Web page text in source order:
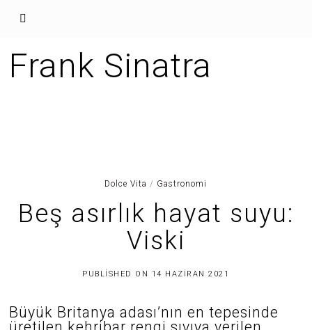
Frank Sinatra
Dolce Vita / Gastronomi
Beş asırlık hayat suyu:
Viski
PUBLISHED ON 14 HAZIRAN 2021
Z
I
Büyük Britanya adası’nın en tepesinde